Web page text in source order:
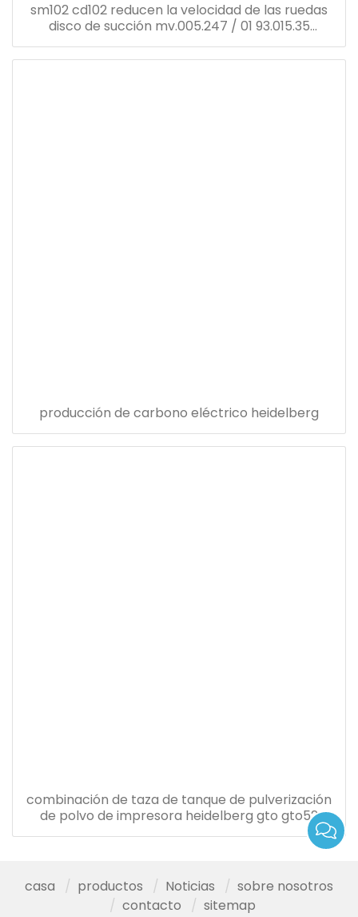
sm102 cd102 reducen la velocidad de las ruedas
disco de succión mv.005.247 / 01 93.015.35
tamaño: 25 * 90 mm
producción de carbono eléctrico heidelberg
combinación de taza de tanque de pulverización
de polvo de impresora heidelberg gto gto52
casa productos Noticias
sobre nosotros
contacto
sitemap